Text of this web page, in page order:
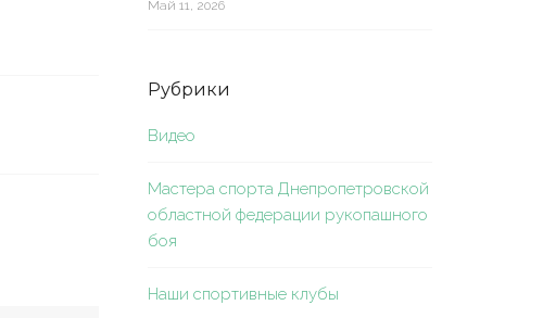
Май 11, 2026
Рубрики
Видео
Мастера спорта Днепропетровской
областной федерации рукопашного
боя
Наши спортивные клубы